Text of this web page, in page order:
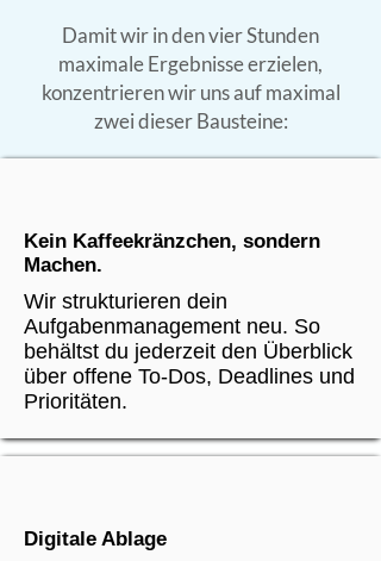
Damit wir in den vier Stunden
maximale Ergebnisse erzielen,
konzentrieren wir uns auf maximal
zwei dieser Bausteine:
Kein Kaffeekränzchen, sondern
Machen.
Wir strukturieren dein
Aufgabenmanagement neu. So
behältst du jederzeit den Überblick
über offene To-Dos, Deadlines und
Prioritäten.
Digitale Ablage